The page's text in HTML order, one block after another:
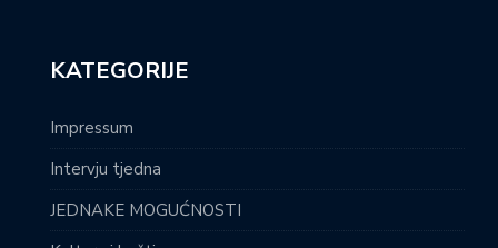
KATEGORIJE
Impressum
Intervju tjedna
JEDNAKE MOGUĆNOSTI